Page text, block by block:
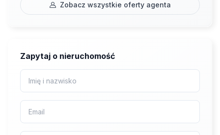
Zobacz wszystkie oferty agenta
Zapytaj o nieruchomość